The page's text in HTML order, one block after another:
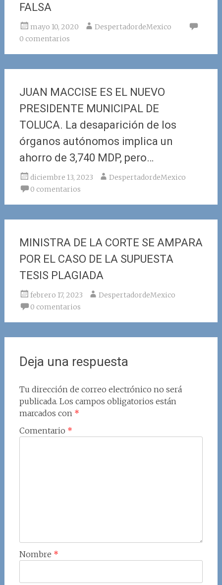
FALSA
mayo 10, 2020
DespertadordeMexico
0 comentarios
JUAN MACCISE ES EL NUEVO
PRESIDENTE MUNICIPAL DE
TOLUCA. La desaparición de los
órganos autónomos implica un
ahorro de 3,740 MDP, pero…
diciembre 13, 2023
DespertadordeMexico
0 comentarios
MINISTRA DE LA CORTE SE AMPARA
POR EL CASO DE LA SUPUESTA
TESIS PLAGIADA
febrero 17, 2023
DespertadordeMexico
0 comentarios
Deja una respuesta
Tu dirección de correo electrónico no será
publicada. Los campos obligatorios están
marcados con *
Comentario *
Nombre *